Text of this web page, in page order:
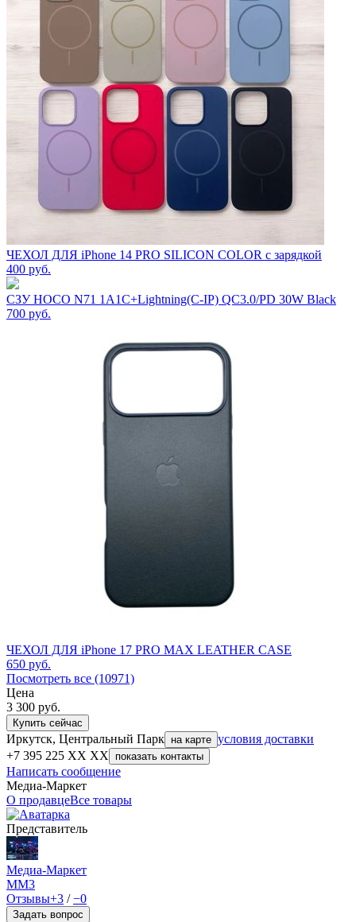
ЧЕХОЛ ДЛЯ iPhone 14 PRO SILICON COLOR с зарядкой
400 руб.
СЗУ HOCO N71 1A1C+Lightning(C-IP) QC3.0/PD 30W Black
700 руб.
ЧЕХОЛ ДЛЯ iPhone 17 PRO MAX LEATHER CASE
650 руб.
Посмотреть все (10971)
Цена
3 300 руб.
Купить сейчас
Иркутск, Центральный Парк на карте условия доставки
+7 395 225 XX XX
показать контакты
Написать сообщение
Медиа-Маркет
О продавцеВсе товары
Представитель
Медиа-Маркет
ММ3
Отзывы+3 /−0
Задать вопрос